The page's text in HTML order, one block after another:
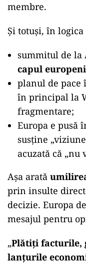
membre.
Și totuși, în logica
summitul de la
capul
planul de pace
în principal la
fragmentare;
Europa e
susține
acuzată că „nu
Așa arată
prin insulte
decizie. Europa
mesajul pentru
„Plătiți facturile,
lanțurile